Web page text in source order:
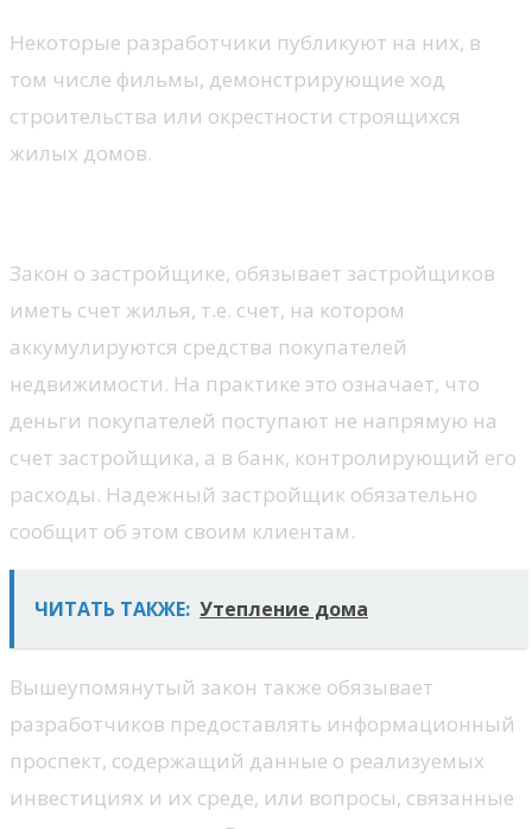
Некоторые разработчики публикуют на них, в
том числе фильмы, демонстрирующие ход
строительства или окрестности строящихся
жилых домов.
Закон о застройщике, обязывает застройщиков
иметь счет жилья, т.е. счет, на котором
аккумулируются средства покупателей
недвижимости. На практике это означает, что
деньги покупателей поступают не напрямую на
счет застройщика, а в банк, контролирующий его
расходы. Надежный застройщик обязательно
сообщит об этом своим клиентам.
ЧИТАТЬ ТАКЖЕ: Утепление дома
Вышеупомянутый закон также обязывает
разработчиков предоставлять информационный
проспект, содержащий данные о реализуемых
инвестициях и их среде, или вопросы, связанные